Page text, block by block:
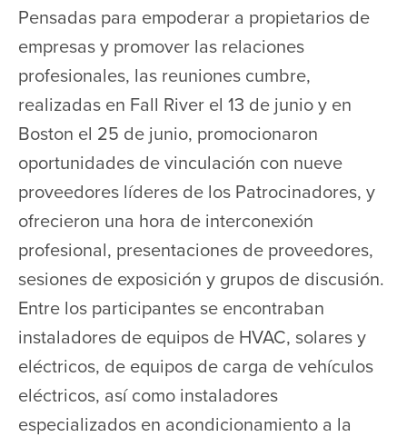
Pensadas para empoderar a propietarios de
empresas y promover las relaciones
profesionales, las reuniones cumbre,
realizadas en Fall River el 13 de junio y en
Boston el 25 de junio, promocionaron
oportunidades de vinculación con nueve
proveedores líderes de los Patrocinadores, y
ofrecieron una hora de interconexión
profesional, presentaciones de proveedores,
sesiones de exposición y grupos de discusión.
Entre los participantes se encontraban
instaladores de equipos de HVAC, solares y
eléctricos, de equipos de carga de vehículos
eléctricos, así como instaladores
especializados en acondicionamiento a la